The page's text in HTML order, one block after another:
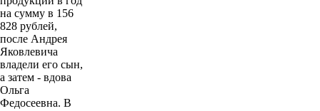
на сумму в 156
828 рублей,
после Андрея
Яковлевича
владели его сын,
а затем - вдова
Ольга
Федосеевна. В